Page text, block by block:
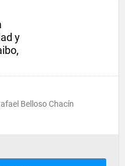
y
Belloso Chacín